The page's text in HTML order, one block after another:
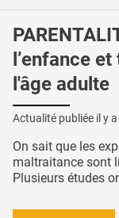
l’enfance
l'âge adulte
Actualité publiée il y a
On sait que les
maltraitance sont
Plusieurs études